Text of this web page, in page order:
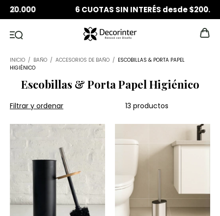
6 CUOTAS SIN INTERÉS desde $200.000
INICIO / BAÑO / ACCESORIOS DE BAÑO / ESCOBILLAS & PORTA PAPEL
HIGIÉNICO
Escobillas & Porta Papel Higiénico
Filtrar y ordenar 13 productos